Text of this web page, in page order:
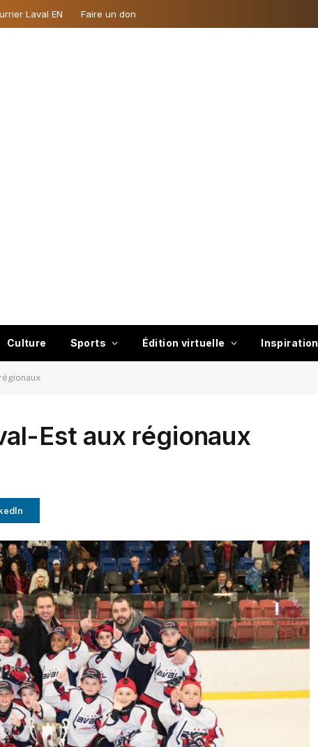
Laval EN Faire un don
Culture Sports Édition virtuelle Inspiration
Est aux régionaux